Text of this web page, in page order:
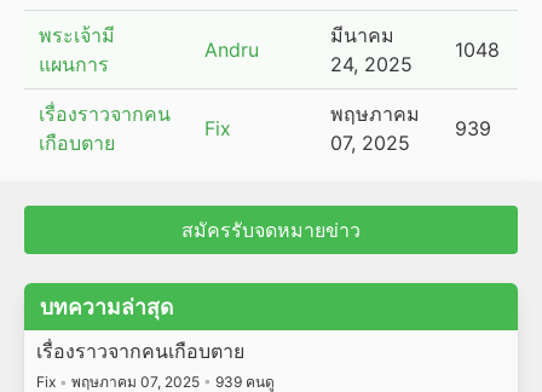
พระเจ้ามี
แผนการ
Andru
มีนาคม
24, 2025
1048
เรื่องราวจากคน
เกือบตาย
Fix
พฤษภาคม
07, 2025
939
สมัครรับจดหมายข่าว
บทความล่าสุด
เรื่องราวจากคนเกือบตาย
Fix • พฤษภาคม 07, 2025 • 939 คนดู